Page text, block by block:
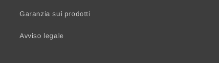
Garanzia sui prodotti
Avviso legale